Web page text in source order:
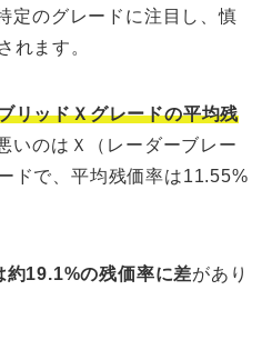
定のグレードに注目し、慎
れます。
リッドＸグレードの平均残
いのはＸ（レーダーブレー
ドで、平均残価率は11.55%
約19.1%の残価率に差があり